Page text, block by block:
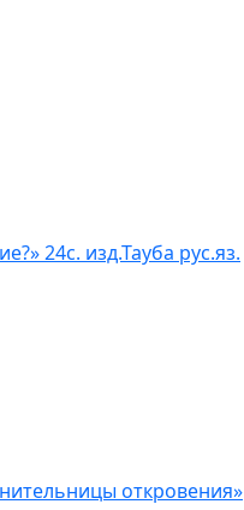
24с. изд.Тауба рус.яз.